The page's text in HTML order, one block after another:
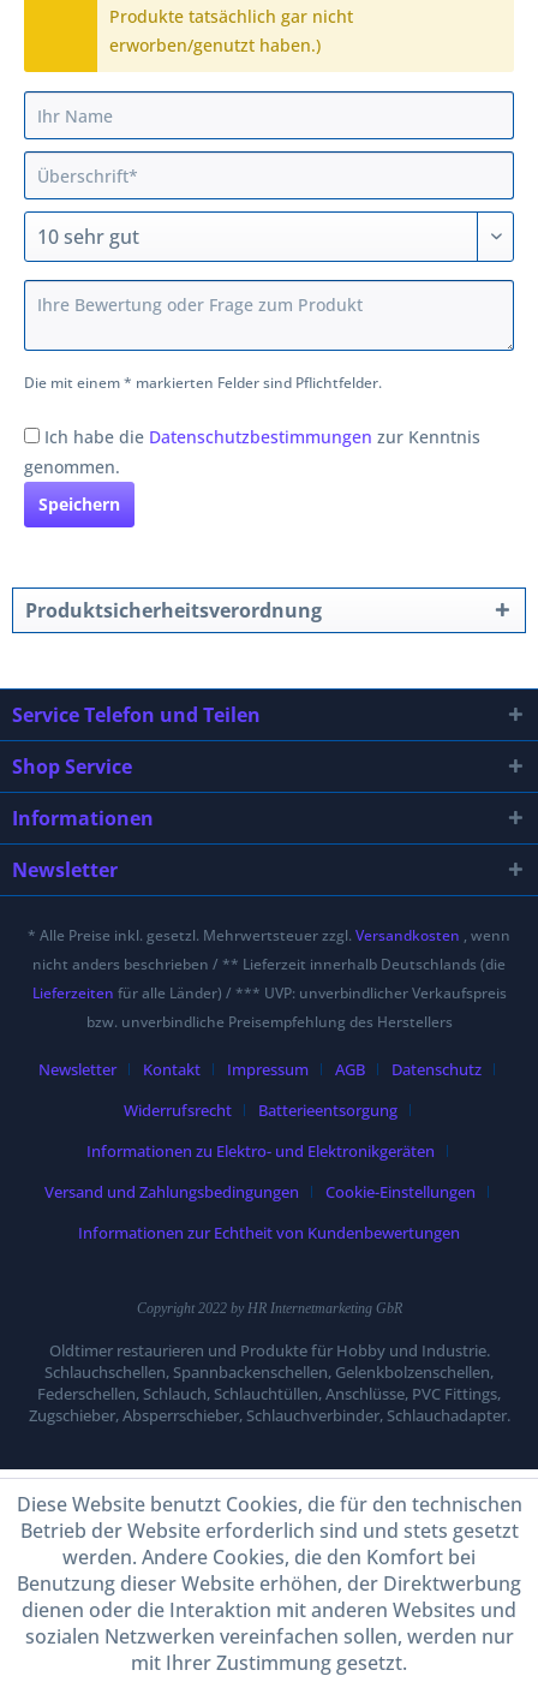
Produkte tatsächlich gar nicht
erworben/genutzt haben.)
Die mit einem * markierten Felder sind Pflichtfelder.
Ich habe die Datenschutzbestimmungen zur Kenntnis
genommen.
Speichern
Produktsicherheitsverordnung
Service Telefon und Teilen
Shop Service
Informationen
Newsletter
* Alle Preise inkl. gesetzl. Mehrwertsteuer zzgl. Versandkosten , wenn
nicht anders beschrieben / ** Lieferzeit innerhalb Deutschlands (die
Lieferzeiten für alle Länder) / *** UVP: unverbindlicher Verkaufspreis
bzw. unverbindliche Preisempfehlung des Herstellers
Newsletter Kontakt Impressum AGB
Datenschutz
Widerrufsrecht
Batterieentsorgung
Informationen zu Elektro- und Elektronikgeräten
Versand und Zahlungsbedingungen
Cookie-Einstellungen
Informationen zur Echtheit von Kundenbewertungen
Copyright 2022 by HR Internetmarketing GbR
Oldtimer restaurieren und Produkte für Hobby und Industrie.
Schlauchschellen, Spannbackenschellen, Gelenkbolzenschellen,
Federschellen, Schlauch, Schlauchtüllen, Anschlüsse, PVC Fittings,
Zugschieber, Absperrschieber, Schlauchverbinder, Schlauchadapter.
Diese Website benutzt Cookies, die für den technischen
Betrieb der Website erforderlich sind und stets gesetzt
werden. Andere Cookies, die den Komfort bei
Benutzung dieser Website erhöhen, der Direktwerbung
dienen oder die Interaktion mit anderen Websites und
sozialen Netzwerken vereinfachen sollen, werden nur
mit Ihrer Zustimmung gesetzt.